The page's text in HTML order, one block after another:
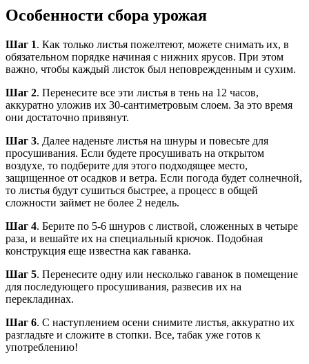
Особенности сбора урожая
Шаг 1. Как только листья пожелтеют, можете снимать их, в
обязательном порядке начиная с нижних ярусов. При этом
важно, чтобы каждый листок был неповрежденным и сухим.
Шаг 2. Перенесите все эти листья в тень на 12 часов,
аккуратно уложив их 30-сантиметровым слоем. За это время
они достаточно привянут.
Шаг 3. Далее наденьте листья на шнуры и повесьте для
просушивания. Если будете просушивать на открытом
воздухе, то подберите для этого подходящее место,
защищенное от осадков и ветра. Если погода будет солнечной,
то листья будут сушиться быстрее, а процесс в общей
сложности займет не более 2 недель.
Шаг 4. Берите по 5-6 шнуров с листвой, сложенных в четыре
раза, и вешайте их на специальный крючок. Подобная
конструкция еще известна как гаванка.
Шаг 5. Перенесите одну или несколько гаванок в помещение
для последующего просушивания, развесив их на
перекладинах.
Шаг 6. С наступлением осени снимите листья, аккуратно их
разгладьте и сложите в стопки. Все, табак уже готов к
употреблению!